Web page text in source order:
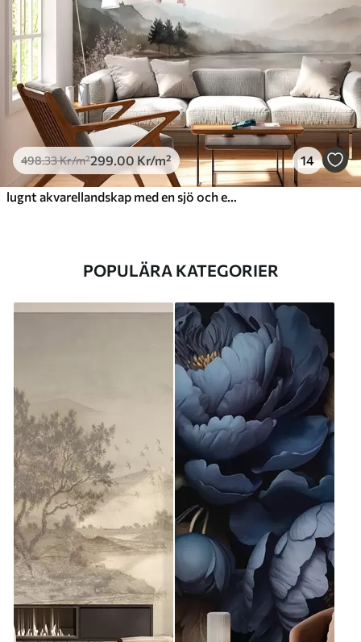
498.33Kr/m²299 .00 Kr/m² 14
POPULÄRA KATEGORIER